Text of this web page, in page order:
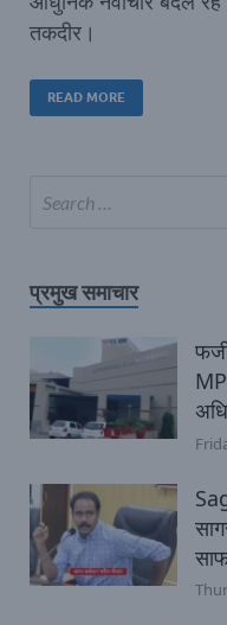
तकदीर।
READ MORE
प्रमुख समाचार